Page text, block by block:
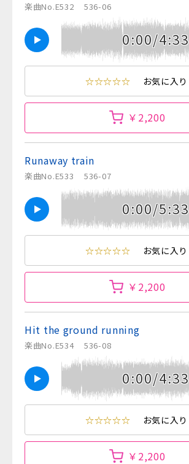
楽曲No.E532 536-06
0:00/4:33
☆☆☆☆☆ お気に入り
￥2,200
Runaway train
楽曲No.E533 536-07
0:00/5:33
☆☆☆☆☆ お気に入り
￥2,200
Hit the ground running
楽曲No.E534 536-08
0:00/4:33
☆☆☆☆☆ お気に入り
￥2,200